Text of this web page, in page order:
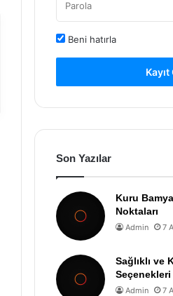
Beni hatırla
Kayıt
Son Yazılar
Kuru
Noktaları
Admin 7
Sağlıklı ve
Seçenekleri
Admin 7